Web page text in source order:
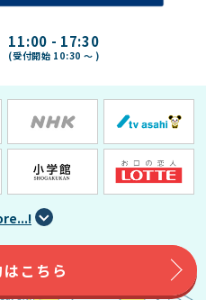
11:00 - 17:30
(受付開始 10:30 ～ )
こちら